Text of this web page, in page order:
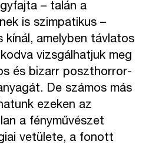
– talán a
is szimpatikus –
kínál, amelyben távlatos
vizsgálhatjuk meg
és bizarr poszthorror-
De számos más
ezeken az
a fényművészet
vetülete, a fonott